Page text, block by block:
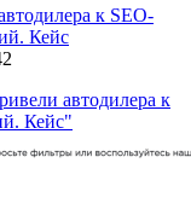
к SEO-
Кейс
автодилера к
Кейс"